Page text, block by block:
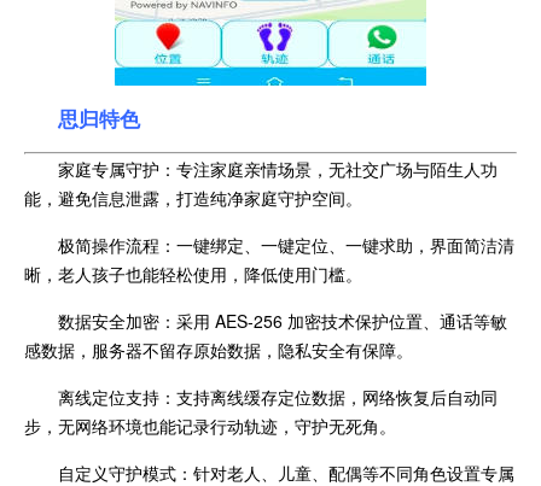
思归特色
家庭专属守护：专注家庭亲情场景，无社交广场与陌生人功
能，避免信息泄露，打造纯净家庭守护空间。
极简操作流程：一键绑定、一键定位、一键求助，界面简洁清
晰，老人孩子也能轻松使用，降低使用门槛。
数据安全加密：采用 AES-256 加密技术保护位置、通话等敏
感数据，服务器不留存原始数据，隐私安全有保障。
离线定位支持：支持离线缓存定位数据，网络恢复后自动同
步，无网络环境也能记录行动轨迹，守护无死角。
自定义守护模式：针对老人、儿童、配偶等不同角色设置专属